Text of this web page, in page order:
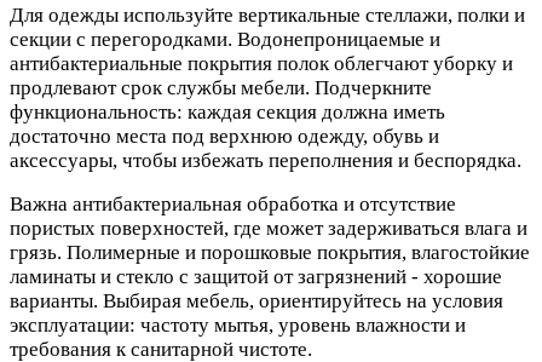
Для одежды используйте вертикальные стеллажи, полки и
секции с перегородками. Водонепроницаемые и
антибактериальные покрытия полок облегчают уборку и
продлевают срок службы мебели. Подчеркните
функциональность: каждая секция должна иметь
достаточно места под верхнюю одежду, обувь и
аксессуары, чтобы избежать переполнения и беспорядка.
Важна антибактериальная обработка и отсутствие
пористых поверхностей, где может задерживаться влага и
грязь. Полимерные и порошковые покрытия, влагостойкие
ламинаты и стекло с защитой от загрязнений - хорошие
варианты. Выбирая мебель, ориентируйтесь на условия
эксплуатации: частоту мытья, уровень влажности и
требования к санитарной чистоте.